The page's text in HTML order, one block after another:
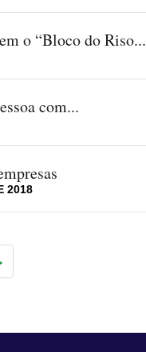
o “Bloco do Riso...
com...
2018